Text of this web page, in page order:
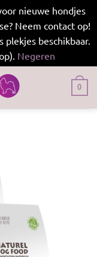
nieuwe hondjes
Neem contact op!
beschikbaar.
Negeren
0